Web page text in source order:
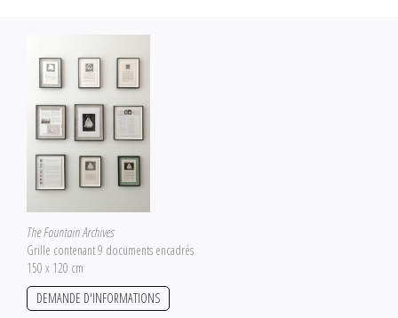
Saâdane Afif qualifie volontiers
cette dernière demande cependant une assiduité sans faille. Aujourd'hui
l'archive s'approche des 850 entrées et vise à en atteindre mille et une pour
se voir achevée. Le corpus doit, comme le célèbre recueil de contes,
pouvoir se lire telle une légende qui rassemblerait les mille et une histoires
racontant l'oeuvre
Fountain.
The Fountain Archives
Grille contenant 9 documents encadrés
150 x 120 cm
DEMANDE D'INFORMATIONS